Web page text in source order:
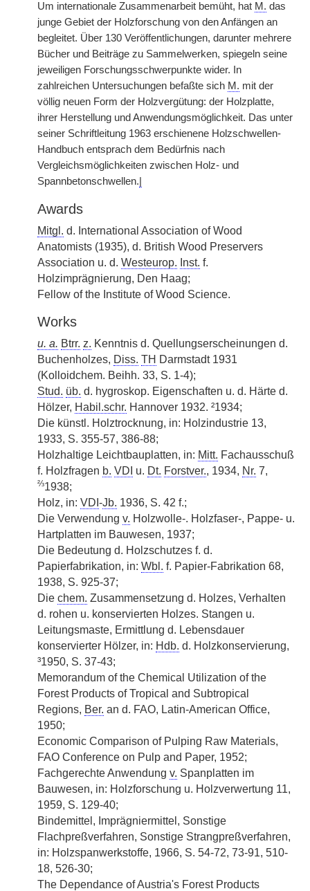
Um internationale Zusammenarbeit bemüht, hat M. das
junge Gebiet der Holzforschung von den Anfängen an
begleitet. Über 130 Veröffentlichungen, darunter mehrere
Bücher und Beiträge zu Sammelwerken, spiegeln seine
jeweiligen Forschungsschwerpunkte wider. In
zahlreichen Untersuchungen befaßte sich M. mit der
völlig neuen Form der Holzvergütung: der Holzplatte,
ihrer Herstellung und Anwendungsmöglichkeit. Das unter
seiner Schriftleitung 1963 erschienene Holzschwellen-
Handbuch entsprach dem Bedürfnis nach
Vergleichsmöglichkeiten zwischen Holz- und
Spannbetonschwellen.
Awards
Mitgl. d. International Association of Wood
Anatomists (1935), d. British Wood Preservers
Association u. d. Westeurop. Inst. f.
Holzimprägnierung, Den Haag;
Fellow of the Institute of Wood Science.
Works
u. a. Btrr. z. Kenntnis d. Quellungserscheinungen d.
Buchenholzes, Diss. TH Darmstadt 1931
(Kolloidchem. Beihh. 33, S. 1-4);
Stud. üb. d. hygroskop. Eigenschaften u. d. Härte d.
Hölzer, Habil.schr. Hannover 1932. ²1934;
Die künstl. Holztrocknung, in: Holzindustrie 13,
1933, S. 355-57, 386-88;
Holzhaltige Leichtbauplatten, in: Mitt. Fachausschuß
f. Holzfragen b. VDI u. Dt. Forstver., 1934, Nr. 7,
⅔1938;
Holz, in: VDI -Jb. 1936, S. 42 f.;
Die Verwendung v. Holzwolle-. Holzfaser-, Pappe- u.
Hartplatten im Bauwesen, 1937;
Die Bedeutung d. Holzschutzes f. d.
Papierfabrikation, in: Wbl. f. Papier-Fabrikation 68,
1938, S. 925-37;
Die chem. Zusammensetzung d. Holzes, Verhalten
d. rohen u. konservierten Holzes. Stangen u.
Leitungsmaste, Ermittlung d. Lebensdauer
konservierter Hölzer, in: Hdb. d. Holzkonservierung,
³1950, S. 37-43;
Memorandum of the Chemical Utilization of the
Forest Products of Tropical and Subtropical
Regions, Ber. an d. FAO, Latin-American Office,
1950;
Economic Comparison of Pulping Raw Materials,
FAO Conference on Pulp and Paper, 1952;
Fachgerechte Anwendung v. Spanplatten im
Bauwesen, in: Holzforschung u. Holzverwertung 11,
1959, S. 129-40;
Bindemittel, Imprägniermittel, Sonstige
Flachpreßverfahren, Sonstige Strangpreßverfahren,
in: Holzspanwerkstoffe, 1966, S. 54-72, 73-91, 510-
18, 526-30;
The Dependance of Austria's Forest Products